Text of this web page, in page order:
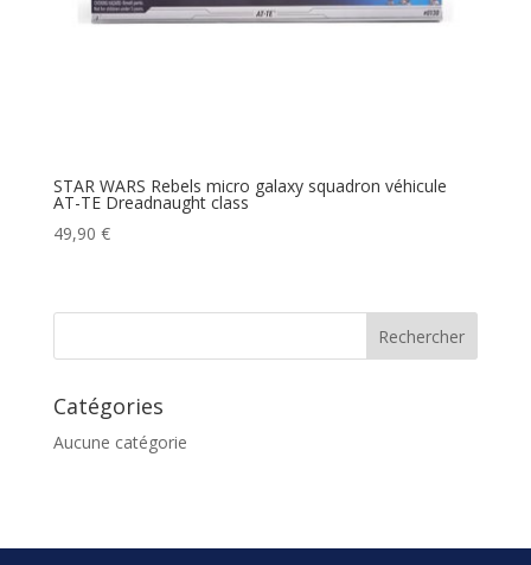
STAR WARS Rebels micro galaxy squadron véhicule
AT-TE Dreadnaught class
49,90 €
Catégories
Aucune catégorie